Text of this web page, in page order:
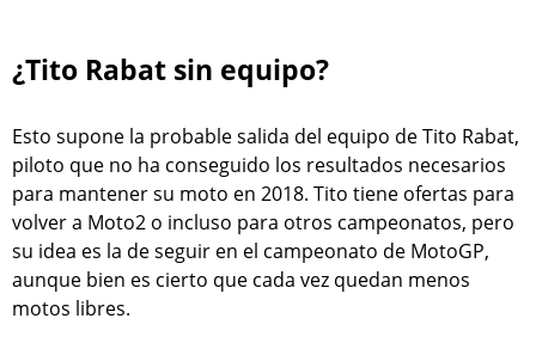
¿Tito Rabat sin equipo?
Esto supone la probable salida del equipo de Tito Rabat,
piloto que no ha conseguido los resultados necesarios
para mantener su moto en 2018. Tito tiene ofertas para
volver a Moto2 o incluso para otros campeonatos, pero
su idea es la de seguir en el campeonato de MotoGP,
aunque bien es cierto que cada vez quedan menos
motos libres.